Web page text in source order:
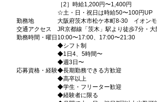
［2］時給1,200円〜1,400円
☆土・日・祝日は時給50〜100円UP
勤務地
大阪府茨木市松ケ本町8-30 イオン
交通アクセス
JR京都線「茨木」駅より徒歩7分・
勤務時間・曜日 10:00〜17:00、17:00〜21:30
◆シフト制
◆1日4、5時間〜
◆週3日〜
応募資格・経験◆長期勤務できる方歓迎
◆高卒以上
◆学生・フリーター歓迎
◆経験者に限る